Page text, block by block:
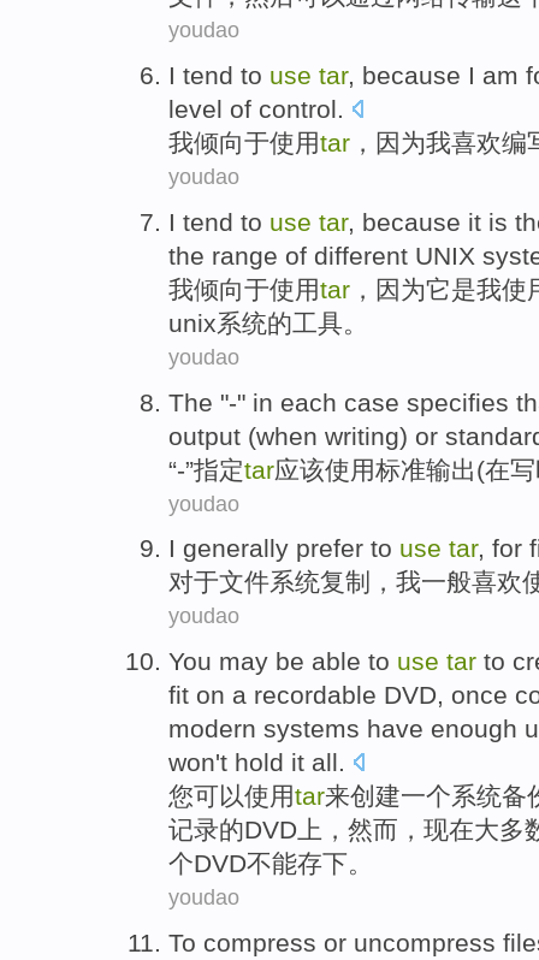
youdao
I tend to use tar, because I am
level of control.
我倾向于使用tar ， 因为我喜欢编
youdao
I tend to use tar, because it is
the range of different UNIX
我倾向于使用tar ， 因为它是我使
unix系统的工具。
youdao
The "-" in each case specifies
output (when writing) or
“-”指定tar应该使用标准输出(在写
youdao
I generally prefer to use tar, for
对于文件系统复制 ， 我一般喜欢
youdao
You may be able to use tar to
fit on a recordable DVD, once
modern systems have enough
won't hold it all.
您可以使用tar来创建一个系统备
记录的DVD 上， 然而 ， 现在大多
个DVD不能存下。
youdao
To compress or uncompress